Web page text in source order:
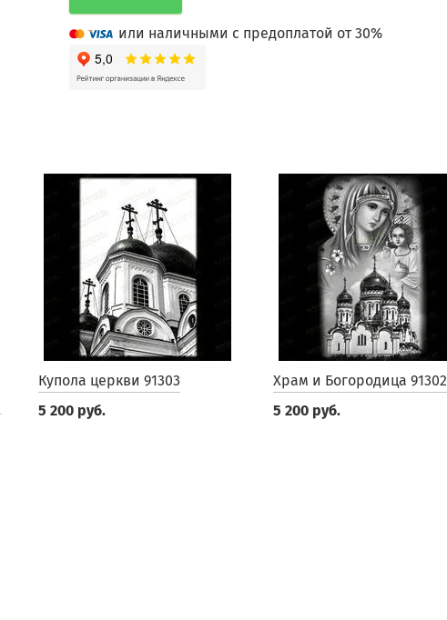
или наличными с предоплатой от 30%
Купола церкви 91303
5 200 руб.
Храм и Богородица 91302
5 200 руб.